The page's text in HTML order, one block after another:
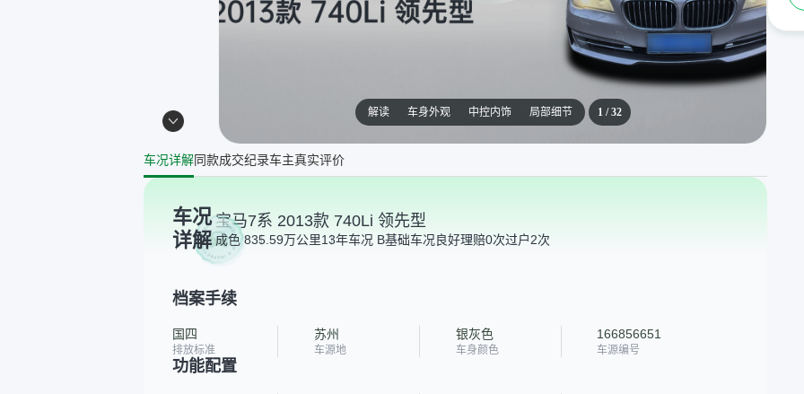
解读 车身外观 中控内饰 局部细节 1/32
车况详解同款成交纪录车主真实评价
车况
详解
宝马7系 2013款 740Li 领先型
成色 835.59万公里13年车况 B基础车况良好理赔0次过户2次
档案手续
国四
排放标准
苏州
车源地
银灰色
车身颜色
166856651
车源编号
功能配置